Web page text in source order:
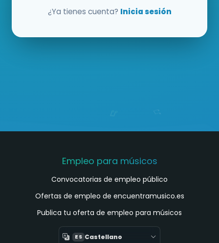
¿Ya tienes cuenta? Inicia sesión
Empleo para músicos
Convocatorias de empleo público
Ofertas de empleo de encuentramusico.es
Publica tu oferta de empleo para músicos
ES Castellano